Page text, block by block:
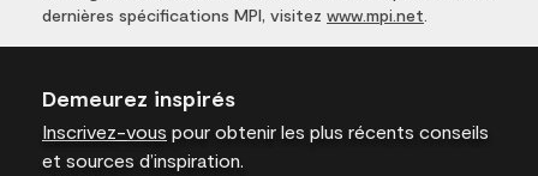
dernières spécifications MPI, visitez www.mpi.net
Demeurez inspirés
Inscrivez-vous pour obtenir les plus récents conseils
et sources d’inspiration.